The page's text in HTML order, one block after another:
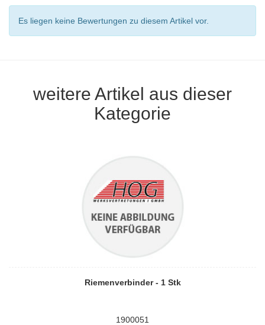
Es liegen keine Bewertungen zu diesem Artikel vor.
weitere Artikel aus dieser
Kategorie
Riemenverbinder - 1 Stk
1900051